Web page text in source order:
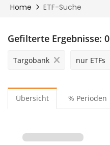
Gefilterte Ergebnisse: 0
Targobank nur ETFs
Übersicht % Perioden